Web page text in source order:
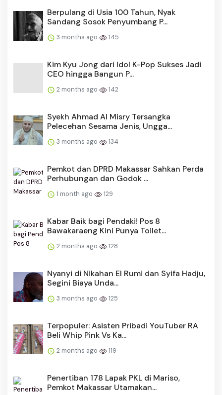
Berpulang di Usia 100 Tahun, Nyak
Sandang Sosok Penyumbang P...
3 months ago 145
Kim Kyu Jong dari Idol K-Pop Sukses Jadi
CEO hingga Bangun P...
2 months ago 142
Syekh Ahmad Al Misry Tersangka
Pelecehan Sesama Jenis, Ungga...
3 months ago 134
Pemkot dan DPRD Makassar Sahkan Perda
Perhubungan dan Godok ...
1 month ago 129
Kabar Baik bagi Pendaki! Pos 8
Bawakaraeng Kini Punya Toilet...
2 months ago 128
Nyanyi di Nikahan El Rumi dan Syifa Hadju,
Segini Biaya Unda...
3 months ago 125
Terpopuler: Asisten Pribadi YouTuber RA
Beli Whip Pink Vs Ka...
2 months ago 119
Penertiban 178 Lapak PKL di Mariso,
Pemkot Makassar Utamakan...